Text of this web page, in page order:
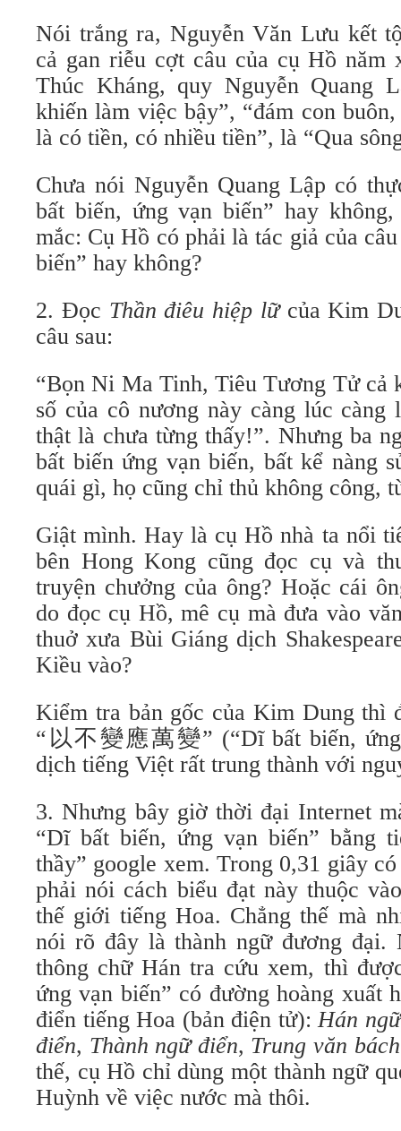
Nói trắng ra, Nguyễn Văn Lưu kết
cả gan riễu cợt câu của cụ Hồ năm
Thúc Kháng, quy Nguyễn Quang
khiến làm việc bậy”, “đám con
là có tiền, có nhiều tiền”, là “Qua
Chưa nói Nguyễn Quang Lập có
bất biến, ứng vạn biến” hay
mắc: Cụ Hồ có phải là tác giả của
biến” hay không?
2. Đọc Thần điêu hiệp lữcủa Kim
câu sau:
“Bọn Ni Ma Tinh, Tiêu Tương Tử cả
số của cô nương này càng lúc càng
thật là chưa từng thấy!”. Nhưng ba
bất biến ứng vạn biến, bất kể nàng
quái gì, họ cũng chỉ thủ không công,
Giật mình. Hay là cụ Hồ nhà ta nổi
bên Hong Kong cũng đọc cụ và
truyện chưởng của ông? Hoặc cái
do đọc cụ Hồ, mê cụ mà đưa vào
thuở xưa Bùi Giáng dịch
Kiều vào?
Kiểm tra bản gốc của Kim Dung thì
“以不變應萬變” (“Dĩ bất biến,
dịch tiếng Việt rất trung thành với
3. Nhưng bây giờ thời đại Internet
“Dĩ bất biến, ứng vạn biến” bằng
thầy” google xem. Trong 0,31 giây
phải nói cách biểu đạt này thuộc
thế giới tiếng Hoa. Chẳng thế mà
nói rõ đây là thành ngữ đương đại.
thông chữ Hán tra cứu xem, thì
ứng vạn biến” có đường hoàng xuất
điển tiếng Hoa (bản điện tử):Hán
điển, Thành ngữ điển, Trung văn
thế, cụ Hồ chỉ dùng một thành ngữ
Huỳnh về việc nước mà thôi.